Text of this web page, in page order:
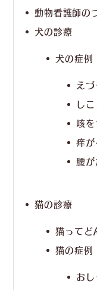
動物看護師の
犬の診療
犬の症例
え
し
咳
痒
腰
猫の診療
猫ってど
猫の症例
お